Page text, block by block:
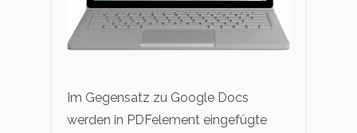
Im Gegensatz zu Google Docs
werden in PDFelement eingefügte